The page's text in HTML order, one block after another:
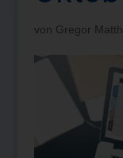
von Gregor